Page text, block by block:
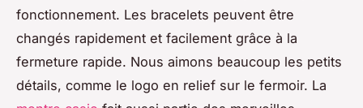
fonctionnement. Les bracelets peuvent être
changés rapidement et facilement grâce à la
fermeture rapide. Nous aimons beaucoup les petits
détails, comme le logo en relief sur le fermoir. La